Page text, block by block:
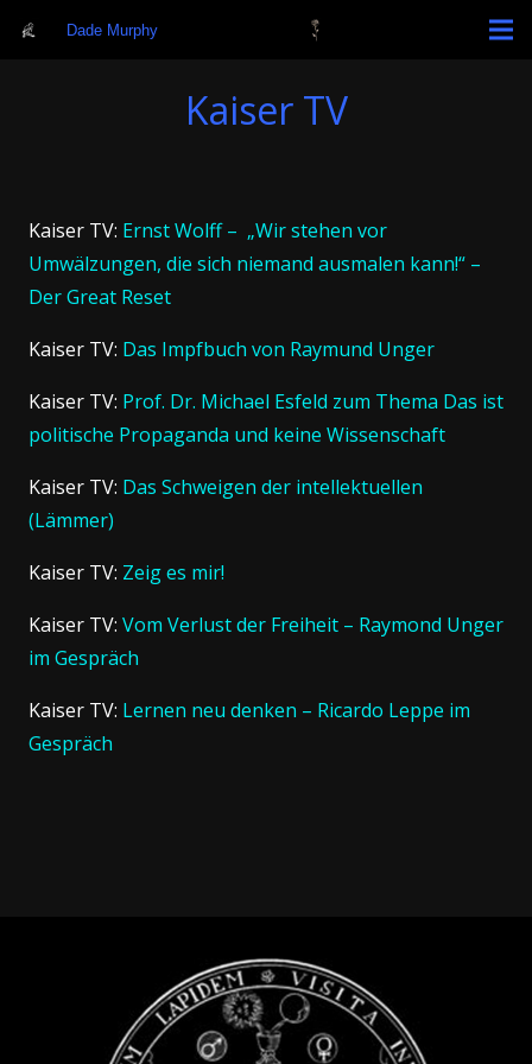
Dade Murphy
Kaiser TV
Kaiser TV: Ernst Wolff – „Wir stehen vor
Umwälzungen, die sich niemand ausmalen kann!“ –
Der Great Reset
Kaiser TV: Das Impfbuch von Raymund Unger
Kaiser TV: Prof. Dr. Michael Esfeld zum Thema Das ist
politische Propaganda und keine Wissenschaft
Kaiser TV: Das Schweigen der intellektuellen
(Lämmer)
Kaiser TV: Zeig es mir!
Kaiser TV: Vom Verlust der Freiheit – Raymond Unger
im Gespräch
Kaiser TV: Lernen neu denken – Ricardo Leppe im
Gespräch